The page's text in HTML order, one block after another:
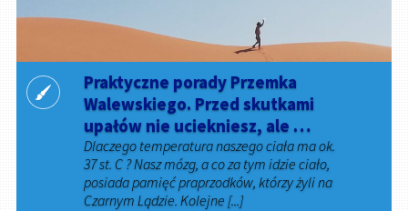
Praktyczne porady Przemka
Walewskiego. Przed skutkami
upałów nie uciekniesz, ale …
Dlaczego temperatura naszego ciała ma ok.
37 st. C ? Nasz mózg, a co za tym idzie ciało,
posiada pamięć praprzodków, którzy żyli na
Czarnym Lądzie. Kolejne [...]